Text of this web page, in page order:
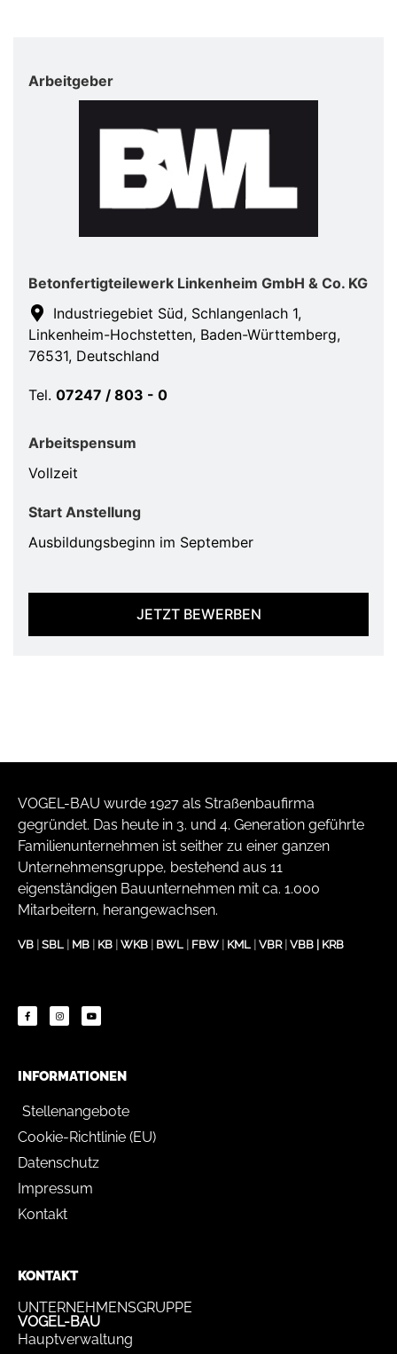
Arbeitgeber
Betonfertigteilewerk Linkenheim GmbH & Co. KG
Industriegebiet Süd, Schlangenlach 1,
Linkenheim-Hochstetten, Baden-Württemberg,
76531, Deutschland
Tel. 07247 / 803 - 0
Arbeitspensum
Vollzeit
Start Anstellung
Ausbildungsbeginn im September
JETZT BEWERBEN
VOGEL-BAU wurde 1927 als Straßenbaufirma
gegründet. Das heute in 3. und 4. Generation geführte
Familienunternehmen ist seither zu einer ganzen
Unternehmensgruppe, bestehend aus 11
eigenständigen Bauunternehmen mit ca. 1.000
Mitarbeitern, herangewachsen.
VB SBL MB KB WKB BWL FBW KML VBR| VBB KRB
INFORMATIONEN
Stellenangebote
Cookie-Richtlinie (EU)
Datenschutz
Impressum
Kontakt
KONTAKT
UNTERNEHMENSGRUPPE
VOGEL-BAU
Hauptverwaltung